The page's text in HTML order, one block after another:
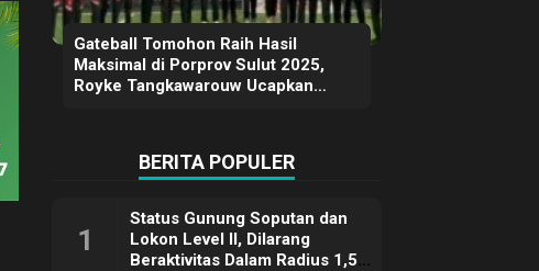
Gateball Tomohon Raih Hasil
Maksimal di Porprov Sulut 2025,
Royke Tangkawarouw Ucapkan
BERITA POPULER
1
Status Gunung Soputan dan
Lokon Level II, Dilarang
Beraktivitas Dalam Radius 1,5